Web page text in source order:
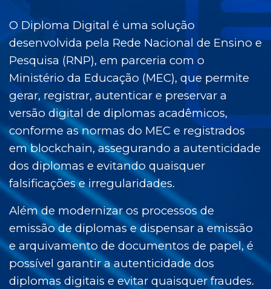
O Diploma Digital é uma solução
desenvolvida pela Rede Nacional de Ensino e
Pesquisa (RNP), em parceria com o
Ministério da Educação (MEC), que permite
gerar, registrar, autenticar e preservar a
versão digital de diplomas acadêmicos,
conforme as normas do MEC e registrados
em blockchain, assegurando a autenticidade
dos diplomas e evitando quaisquer
falsificações e irregularidades.
Além de modernizar os processos de
emissão de diplomas e dispensar a emissão
e arquivamento de documentos de papel, é
possível garantir a autenticidade dos
diplomas digitais e evitar quaisquer fraudes.